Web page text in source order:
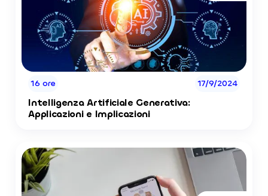
16 ore 17/9/2024
Intelligenza Artificiale Generativa:
Applicazioni e Implicazioni